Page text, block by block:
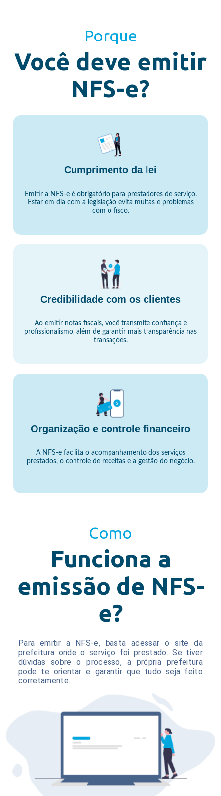
Porque
Você deve emitir
NFS-e?
Cumprimento da lei
Emitir a NFS-e é obrigatório para prestadores de serviço.
Estar em dia com a legislação evita multas e problemas
com o fisco.
Credibilidade com os clientes
Ao emitir notas fiscais, você transmite confiança e
profissionalismo, além de garantir mais transparência nas
transações.
Organização e controle financeiro
A NFS-e facilita o acompanhamento dos serviços
prestados, o controle de receitas e a gestão do negócio.
Como
Funciona a
emissão de NFS-
e?
Para emitir a NFS-e, basta acessar o site da
prefeitura onde o serviço foi prestado. Se tiver
dúvidas sobre o processo, a própria prefeitura
pode te orientar e garantir que tudo seja feito
corretamente.